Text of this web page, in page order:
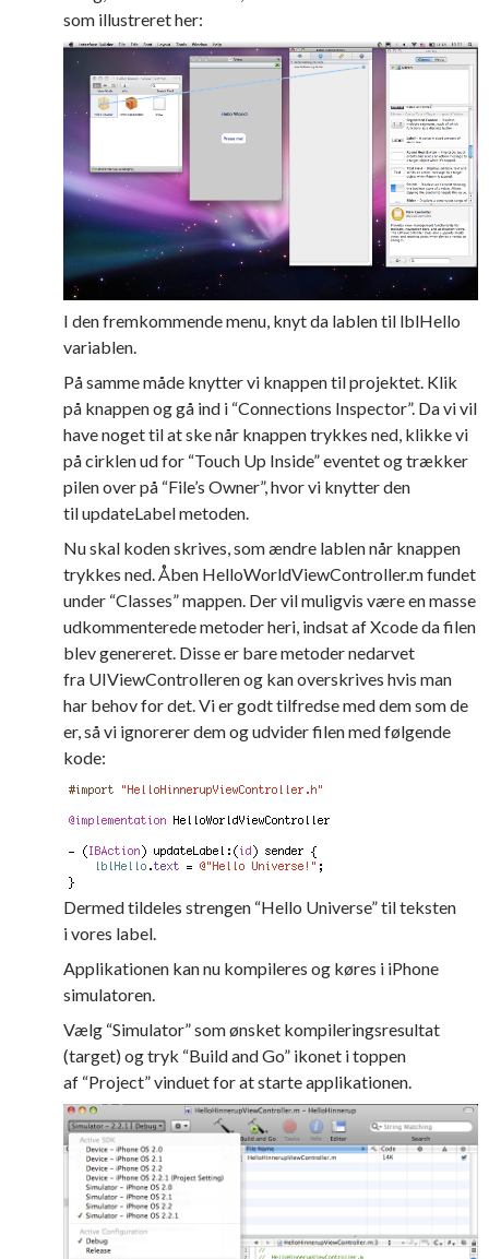
som illustreret her:
I den fremkommende menu, knyt da lablen til lblHello
variablen.
På samme måde knytter vi knappen til projektet. Klik
på knappen og gå ind i “Connections Inspector”. Da vi vil
have noget til at ske når knappen trykkes ned, klikke vi
på cirklen ud for “Touch Up Inside” eventet og trækker
pilen over på “File’s Owner”, hvor vi knytter den
til updateLabel metoden.
Nu skal koden skrives, som ændre lablen når knappen
trykkes ned. Åben HelloWorldViewController.m fundet
under “Classes” mappen. Der vil muligvis være en masse
udkommenterede metoder heri, indsat af Xcode da filen
blev genereret. Disse er bare metoder nedarvet
fra UIViewControlleren og kan overskrives hvis man
har behov for det. Vi er godt tilfredse med dem som de
er, så vi ignorerer dem og udvider filen med følgende
kode:
Dermed tildeles strengen “Hello Universe” til teksten
i vores label.
Applikationen kan nu kompileres og køres i iPhone
simulatoren.
Vælg “Simulator” som ønsket kompileringsresultat
(target) og tryk “Build and Go” ikonet i toppen
af “Project” vinduet for at starte applikationen.